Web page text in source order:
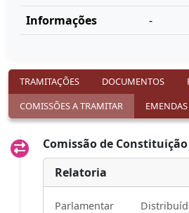
Informações
-
TRAMITAÇÕES DOCUMENTOS
COMISSÕES A TRAMITAR
EMENDAS
Comissão de Constituição
Relatoria
Parlamentar